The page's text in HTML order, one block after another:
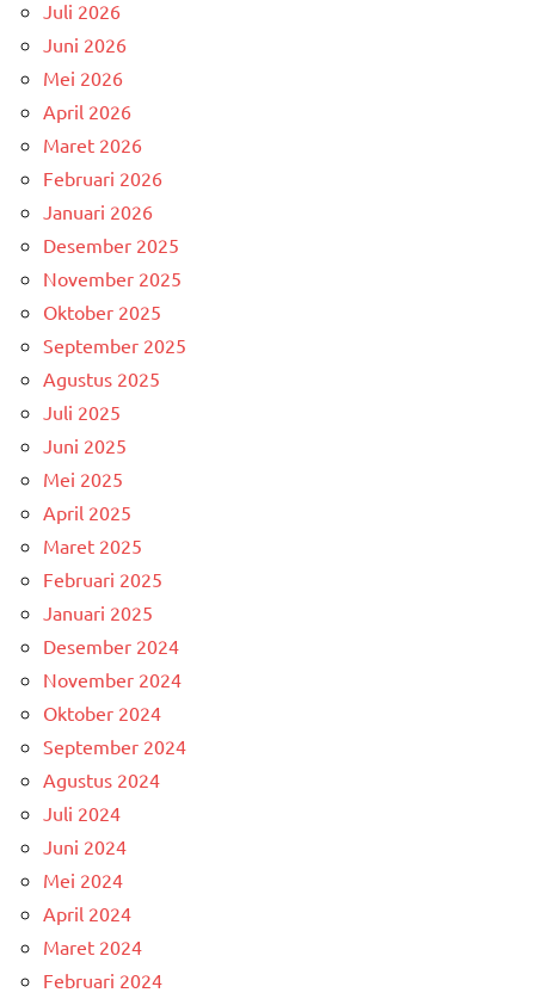
Juli 2026
Juni 2026
Mei 2026
April 2026
Maret 2026
Februari 2026
Januari 2026
Desember 2025
November 2025
Oktober 2025
September 2025
Agustus 2025
Juli 2025
Juni 2025
Mei 2025
April 2025
Maret 2025
Februari 2025
Januari 2025
Desember 2024
November 2024
Oktober 2024
September 2024
Agustus 2024
Juli 2024
Juni 2024
Mei 2024
April 2024
Maret 2024
Februari 2024